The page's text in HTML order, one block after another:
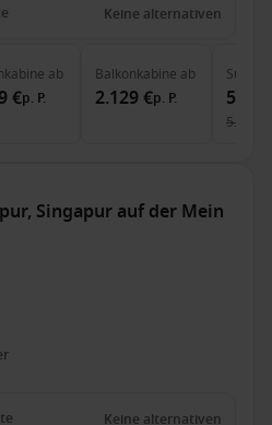
Keine alternativen
ab
€p. P.
Balkonkabine ab
2.129 €p. P.
Suite
5.305 €
Singapur auf der Mein
Keine alternativen